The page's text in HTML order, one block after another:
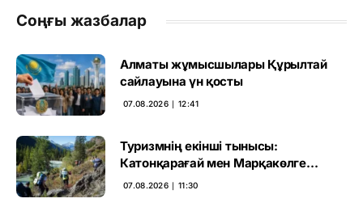
Соңғы жазбалар
Алматы жұмысшылары Құрылтай
сайлауына үн қосты
07.08.2026 ∣ 12:41
Туризмнің екінші тынысы:
Катонқарағай мен Марқакөлге
инвестиция не береді
07.08.2026 ∣ 11:30